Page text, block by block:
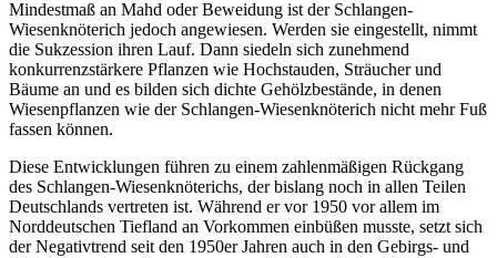
Mindestmaß an Mahd oder Beweidung ist der Schlangen-
Wiesenknöterich jedoch angewiesen. Werden sie eingestellt, nimmt
die Sukzession ihren Lauf. Dann siedeln sich zunehmend
konkurrenzstärkere Pflanzen wie Hochstauden, Sträucher und
Bäume an und es bilden sich dichte Gehölzbestände, in denen
Wiesenpflanzen wie der Schlangen-Wiesenknöterich nicht mehr Fuß
fassen können.
Diese Entwicklungen führen zu einem zahlenmäßigen Rückgang
des Schlangen-Wiesenknöterichs, der bislang noch in allen Teilen
Deutschlands vertreten ist. Während er vor 1950 vor allem im
Norddeutschen Tiefland an Vorkommen einbüßen musste, setzt sich
der Negativtrend seit den 1950er Jahren auch in den Gebirgs- und